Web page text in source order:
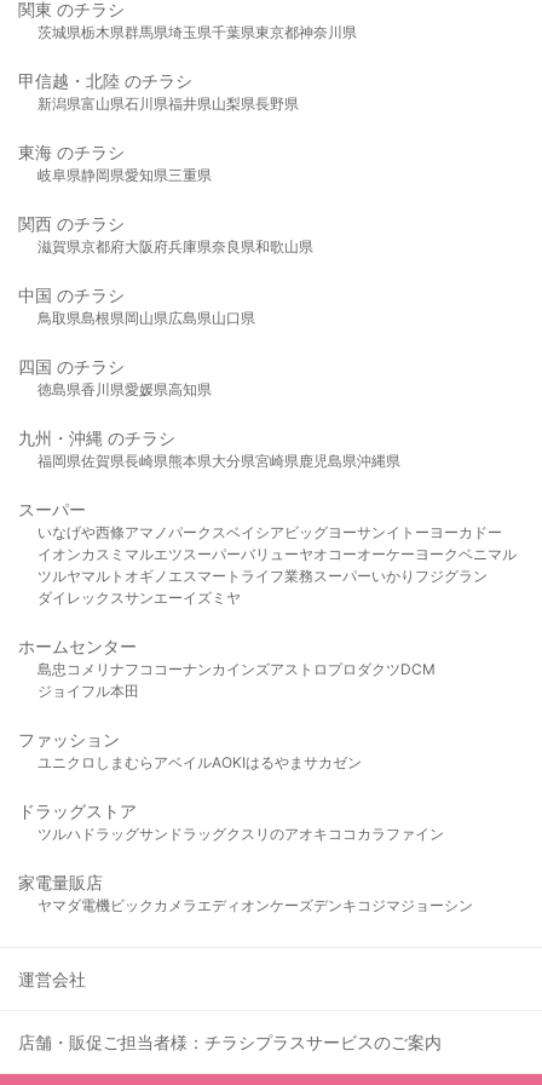
関東 のチラシ
茨城県栃木県群馬県埼玉県千葉県東京都神奈川県
甲信越・北陸 のチラシ
新潟県富山県石川県福井県山梨県長野県
東海 のチラシ
岐阜県静岡県愛知県三重県
関西 のチラシ
滋賀県京都府大阪府兵庫県奈良県和歌山県
中国 のチラシ
鳥取県島根県岡山県広島県山口県
四国 のチラシ
徳島県香川県愛媛県高知県
九州・沖縄 のチラシ
福岡県佐賀県長崎県熊本県大分県宮崎県鹿児島県沖縄県
スーパー
いなげや西條アマノパークスベイシア ビッグヨーサンイトーヨーカドー
イオンカスミ マルエツスーパーバリューヤオコーオーケー ヨークベニマル
ツルヤマルト オギノ エスマート ライフ業務スーパーいかり フジグラン
ダイレックスサンエーイズミヤ
ホームセンター
島忠 コメリ ナフコ コーナンカインズアストロプロダクツDCM
ジョイフル本田
ファッション
ユニクロ しまむら アベイルAOKIはるやま サカゼン
ドラッグストア
ツルハドラッグサンドラッグクスリのアオキ ココカラファイン
家電量販店
ヤマダ電機ビックカメラ エディオンケーズデンキ コジマジョーシン
運営会社
店舗・販促ご担当者様：チラシプラスサービスのご案内